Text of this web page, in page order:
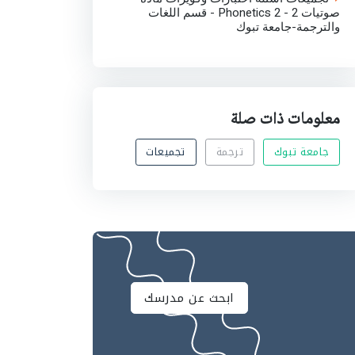
صوتيات 2 - Phonetics 2 - قسم اللغات
والترجمة-جامعة تبوك
معلومات ذات صلة
جامعة تبوك ترجمة تجميعات
ابحث عن مدرسك